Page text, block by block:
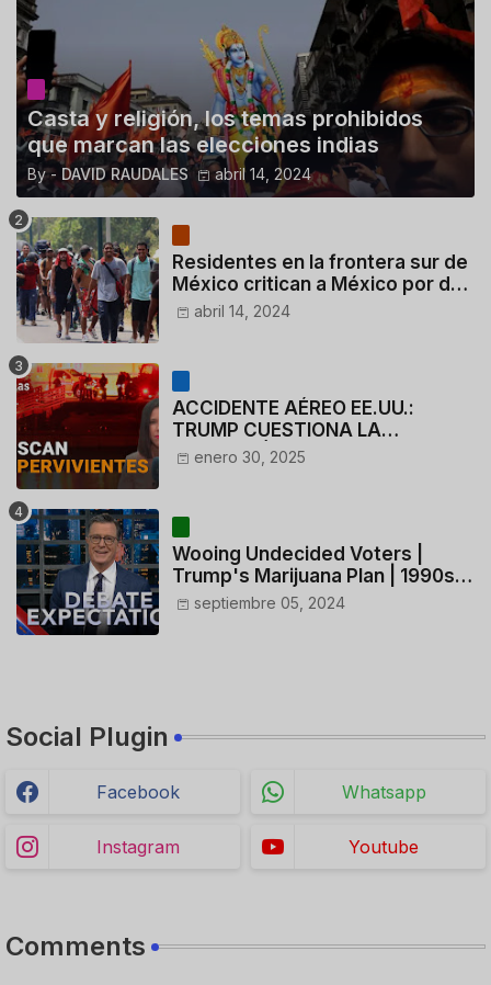
Casta y religión, los temas prohibidos
que marcan las elecciones indias
By - DAVID RAUDALES abril 14, 2024
Residentes en la frontera sur de
México critican a México por dar
110 dólares a migrantes
abril 14, 2024
ACCIDENTE AÉREO EE.UU.:
TRUMP CUESTIONA LA
ACTUACIÓN DE LOS
enero 30, 2025
Wooing Undecided Voters |
Trump's Marijuana Plan | 1990s
Porn Expert Mark Robinson
septiembre 05, 2024
Social Plugin
Facebook Whatsapp
Instagram Youtube
Comments